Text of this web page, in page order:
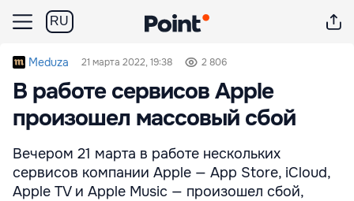
RU
Meduza 21 марта 2022, 19:38 2 806
В работе сервисов Apple
произошел массовый сбой
Вечером 21 марта в работе нескольких
сервисов компании Apple — App Store, iCloud,
Apple TV и Apple Music — произошел сбой,